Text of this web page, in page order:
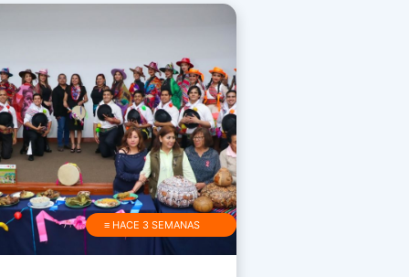
≡ HACE 3 SEMANAS